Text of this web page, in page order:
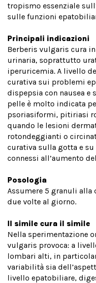
tropismo essenziale
sulle funzioni
Principali indicazioni
Berberis vulgaris cura
urinaria, soprattutto
iperuricemia. A livello
curativa sui problemi
dispepsia con nausea e
pelle è molto indicata
psoriasiformi, pitiriasi
quando le lesioni
rotondeggianti o
curativa sulla gotta e
connessi all’aumento
Posologia
Assumere 5 granuli
due volte al giorno.
Il simile cura il simile
Nella sperimentazione
vulgaris provoca: a
lombari alti, in
variabilità sia
livello epatobiliare,